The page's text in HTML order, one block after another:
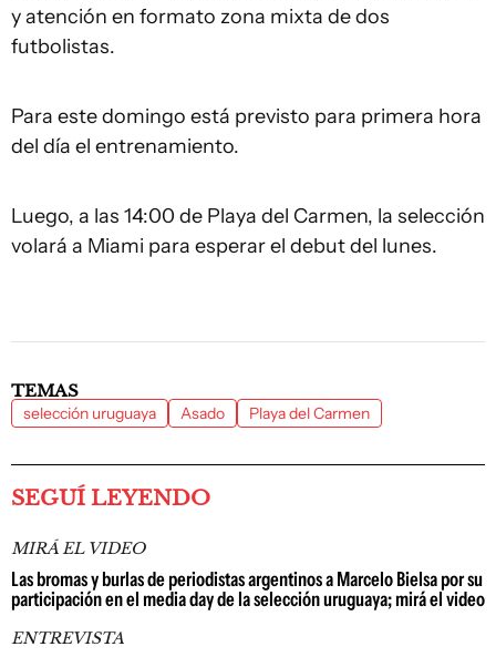
y atención en formato zona mixta de dos
futbolistas.
Para este domingo está previsto para primera hora
del día el entrenamiento.
Luego, a las 14:00 de Playa del Carmen, la selección
volará a Miami para esperar el debut del lunes.
TEMAS
selección uruguaya Asado Playa del Carmen
SEGUÍ LEYENDO
MIRÁ EL VIDEO
Las bromas y burlas de periodistas argentinos a Marcelo Bielsa por su
participación en el media day de la selección uruguaya; mirá el video
ENTREVISTA